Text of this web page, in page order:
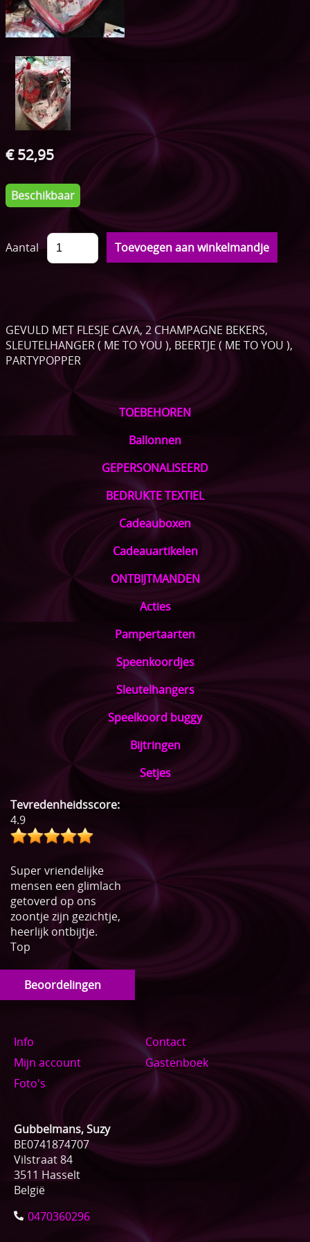
ONTBIJTMANDEN
Pampertaarten
Speenkoordjes
Sleutelhangers
Speelkoord buggy
Bijtringen
TOEBEHOREN
Ballonnen
GEPERSONALISEERD
BEDRUKTE TEXTIEL
Cadeauboxen
Cadeauartikelen
ONTBIJTMANDEN
Acties
Pampertaarten
Speenkoordjes
Sleutelhangers
Speelkoord buggy
Bijtringen
Setjes
Tevredenheidsscore:
4.9
Super vriendelijke
mensen een glimlach
getoverd op ons
zoontje zijn gezichtje,
heerlijk ontbijtje.
Top
Beoordelingen
€ 52,95
Beschikbaar
Aantal
GEVULD MET FLESJE CAVA, 2 CHAMPAGNE BEKERS,
SLEUTELHANGER ( ME TO YOU ), BEERTJE ( ME TO YOU ),
PARTYPOPPER
Info
Contact
Mijn account
Gastenboek
Foto's
Gubbelmans, Suzy
BE0741874707
Vilstraat 84
3511 Hasselt
België
0470360296